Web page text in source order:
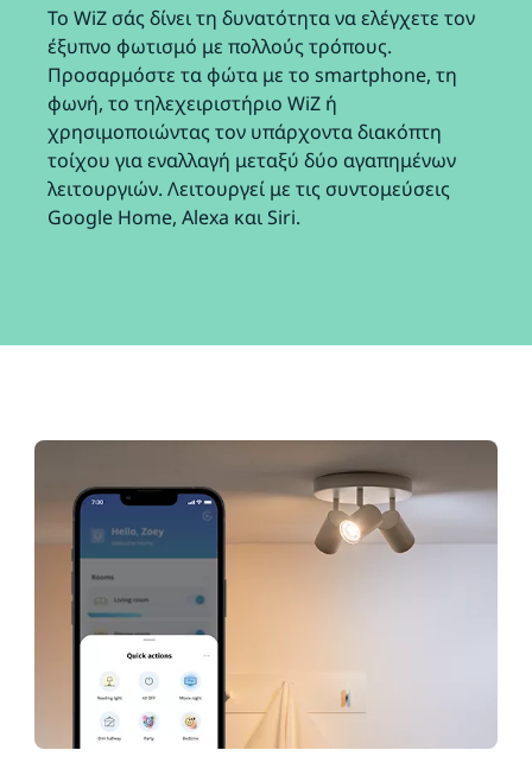
Το WiZ σάς δίνει τη δυνατότητα να ελέγχετε τον
έξυπνο φωτισμό με πολλούς τρόπους.
Προσαρμόστε τα φώτα με το smartphone, τη
φωνή, το τηλεχειριστήριο WiZ ή
χρησιμοποιώντας τον υπάρχοντα διακόπτη
τοίχου για εναλλαγή μεταξύ δύο αγαπημένων
λειτουργιών. Λειτουργεί με τις συντομεύσεις
Google Home, Alexa και Siri.